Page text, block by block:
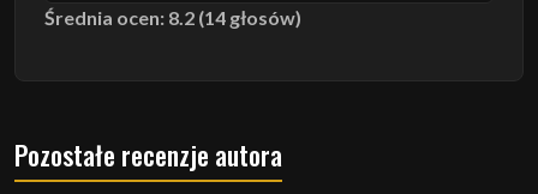
Średnia ocen: 8.2 (14 głosów)
Pozostałe recenzje autora